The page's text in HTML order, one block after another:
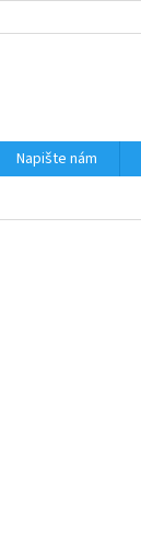
Napište nám